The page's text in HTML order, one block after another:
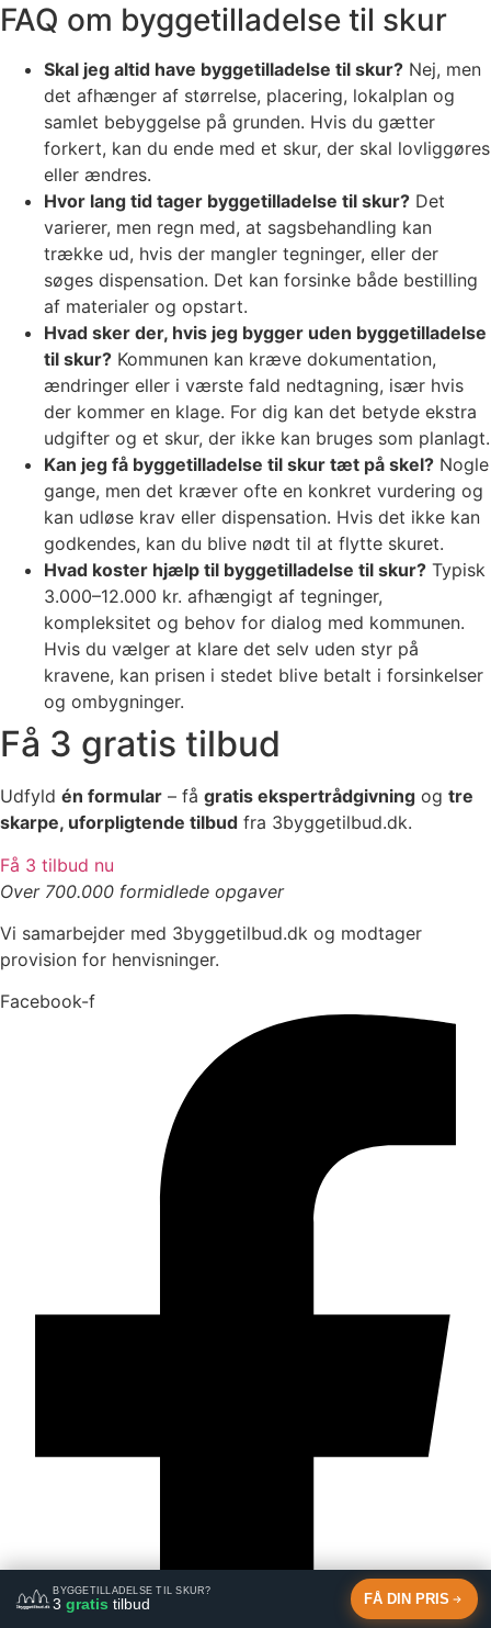
FAQ om byggetilladelse til skur
Skal jeg altid have byggetilladelse til skur? Nej, men
det afhænger af størrelse, placering, lokalplan og
samlet bebyggelse på grunden. Hvis du gætter
forkert, kan du ende med et skur, der skal lovliggøres
eller ændres.
Hvor lang tid tager byggetilladelse til skur? Det
varierer, men regn med, at sagsbehandling kan
trække ud, hvis der mangler tegninger, eller der
søges dispensation. Det kan forsinke både bestilling
af materialer og opstart.
Hvad sker der, hvis jeg bygger uden byggetilladelse
til skur? Kommunen kan kræve dokumentation,
ændringer eller i værste fald nedtagning, især hvis
der kommer en klage. For dig kan det betyde ekstra
udgifter og et skur, der ikke kan bruges som planlagt.
Kan jeg få byggetilladelse til skur tæt på skel? Nogle
gange, men det kræver ofte en konkret vurdering og
kan udløse krav eller dispensation. Hvis det ikke kan
godkendes, kan du blive nødt til at flytte skuret.
Hvad koster hjælp til byggetilladelse til skur? Typisk
3.000–12.000 kr. afhængigt af tegninger,
kompleksitet og behov for dialog med kommunen.
Hvis du vælger at klare det selv uden styr på
kravene, kan prisen i stedet blive betalt i forsinkelser
og ombygninger.
Få 3 gratis tilbud
Udfyld én formular – få gratis ekspertrådgivning og tre
skarpe, uforpligtende tilbud fra 3byggetilbud.dk.
Få 3 tilbud nu
Over 700.000 formidlede opgaver
BYGGETILLADELSE TIL SKUR?
3gratis tilbud FÅ DIN PRIS
Vi samarbejder med 3byggetilbud.dk og modtager
provision for henvisninger.
Facebook-f